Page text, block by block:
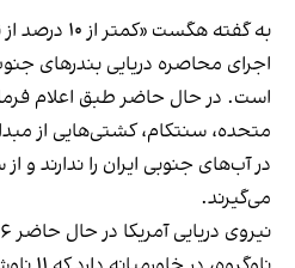
به گفته هگست
اجرای محاصره دریایی بندرهای
است. در حال حاضر طبق اعلام
متحده، سنتکام، کشتی‌هایی از
در آب‌های جنوبی ایران را ندارند و
می‌گیرند.